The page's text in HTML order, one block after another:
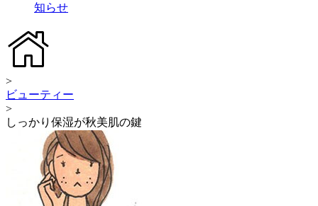
知らせ
>
ビューティー
>
しっかり保湿が秋美肌の鍵